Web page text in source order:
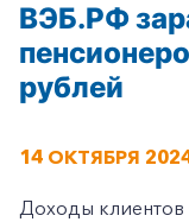
ВЭБ.РФ
рублей
14 ОКТЯБРЯ
Доходы клиентов